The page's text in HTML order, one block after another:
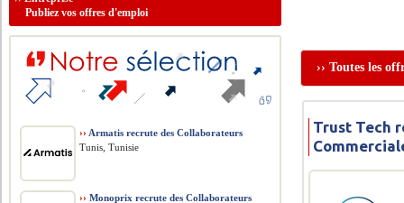
›› Toutes les
Trust Tech
Publiez vos offres d'emploi
›› Armatis recrute des Collaborateurs
Tunis, Tunisie
›› Monoprix recrute des Collaborateurs